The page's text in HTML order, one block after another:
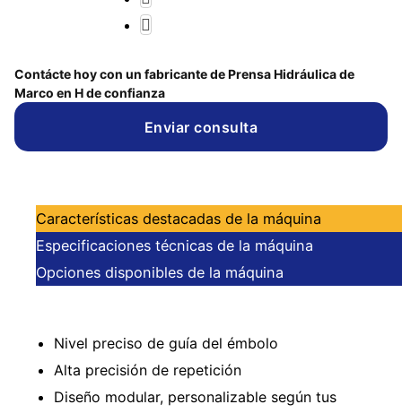
Contácte hoy con un fabricante de Prensa Hidráulica de
Marco en H de confianza
Enviar consulta
Características destacadas de la máquina
Especificaciones técnicas de la máquina
Opciones disponibles de la máquina
Nivel preciso de guía del émbolo
Alta precisión de repetición
Diseño modular, personalizable según tus